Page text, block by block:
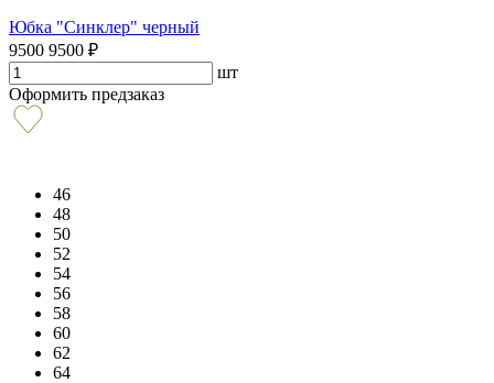
Юбка "Синклер" черный
9500 9500 ₽
шт
Оформить предзаказ
46
48
50
52
54
56
58
60
62
64